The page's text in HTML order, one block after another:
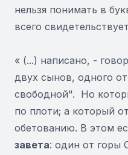
нельзя понимать в
всего
« (...) написано, -
двух сынов, одного
свободной". Но
по плоти; а который
обетованию. В этом
завета: один от горы